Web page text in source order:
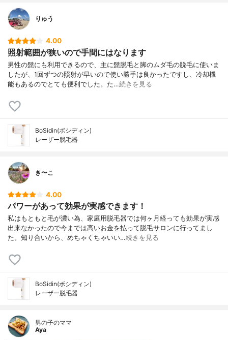
照射可能部位
出力調整の段階数
照射数
カートリッジ交換や買い替えなしで全
身脱毛できる回数
1000回
片方の腋を一度脱毛するのに必要な照
射回数
-
片方の腋を一度脱毛するのに必要な照
射時間
りゅう
4.00
照射範囲が狭いので手間にはなります
男性の髭にも利用できるので、主に髭脱毛と脚のムダ毛の脱毛に使いま
したが、1回ずつの照射が早いので使い勝手は良かったですし、冷却機
能もあるのでとても便利でした。た…続きを見る
BoSidin(ボシディン)
レーザー脱毛器
き〜こ
4.00
パワーがあって効果が実感できます！
私はもともと毛が濃い為、家庭用脱毛器では何ヶ月経っても効果が実感
出来なかったので今までは高いお金を払って脱毛サロンに行ってまし
た。知り合いから、めちゃくちゃいい…続きを見る
BoSidin(ボシディン)
レーザー脱毛器
男の子のママ
Aya